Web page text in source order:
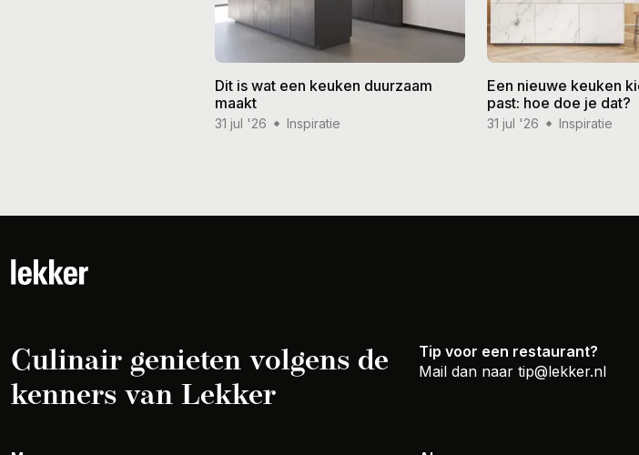
Dit is wat een keuken duurzaam
maakt
31 jul '26 Inspiratie
Een nieuwe keuken
past: hoe doe je dat?
31 jul '26 Inspiratie
Culinair genieten volgens de
kenners van Lekker
Tip voor een restaurant?
Mail dan naar tip@lekker.nl